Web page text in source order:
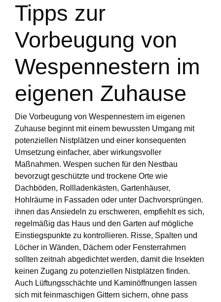
Tipps zur
Vorbeugung von
Wespennestern im
eigenen Zuhause
Die Vorbeugung von Wespennestern im eigenen
Zuhause beginnt mit einem bewussten Umgang mit
potenziellen Nistplätzen und einer konsequenten
Umsetzung einfacher, aber wirkungsvoller
Maßnahmen. Wespen suchen für den Nestbau
bevorzugt geschützte und trockene Orte wie
Dachböden, Rollladenkästen, Gartenhäuser,
Hohlräume in Fassaden oder unter Dachvorsprüngen.
ihnen das Ansiedeln zu erschweren, empfiehlt es sich,
regelmäßig das Haus und den Garten auf mögliche
Einstiegspunkte zu kontrollieren. Risse, Spalten und
Löcher in Wänden, Dächern oder Fensterrahmen
sollten zeitnah abgedichtet werden, damit die Insekten
keinen Zugang zu potenziellen Nistplätzen finden.
Auch Lüftungsschächte und Kaminöffnungen lassen
sich mit feinmaschigen Gittern sichern, ohne pass